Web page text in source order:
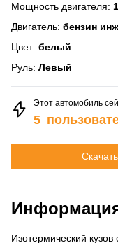
Мощность двигателя:
Двигатель: бензин
Цвет: белый
Руль: Левый
Этот автомобиль
5
Изотермический